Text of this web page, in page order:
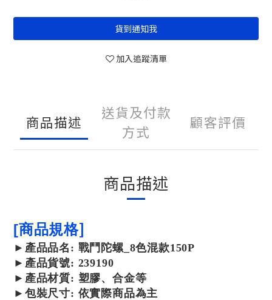
貨到通知我
加入追蹤清單
商品描述
送貨及付款
方式
顧客評價
商品描述
[商品規格]
► 產品品名: 戰鬥陀螺_8色混款150P
► 產品貨號: 239190
►產品材質: 塑膠、合金等
►包裝尺寸: 依實際商品為主